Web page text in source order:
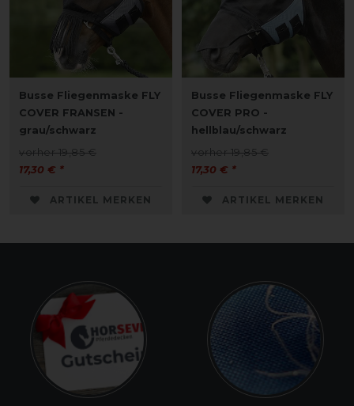
Busse Fliegenmaske FLY
COVER FRANSEN -
grau/schwarz
vorher 19,85 €
17,30 € *
ARTIKEL MERKEN
Busse Fliegenmaske FLY
COVER PRO -
hellblau/schwarz
vorher 19,85 €
17,30 € *
ARTIKEL MERKEN